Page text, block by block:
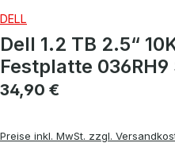
DELL
Dell 1.2 TB 2.5“
Festplatte
Regulärer Preis:
34,90 €
Preise inkl. MwSt. zzgl.